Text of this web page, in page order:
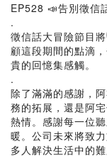
EP528 📣告別徵信
.
徵信話大冒險節目
顧這段期間的點滴
貴的回憶集感觸。
.
除了滿滿的感謝，
務的拓展，還是阿
熱情。感謝每一位
暖。公司未來將致
多人解決生活中的難